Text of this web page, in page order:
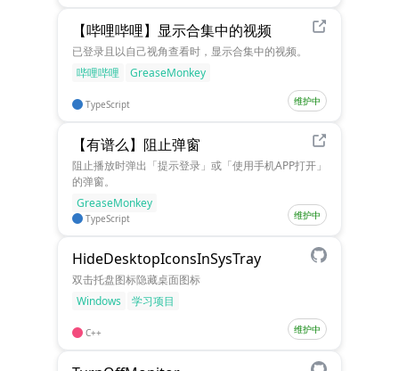
维护中
【哔哩哔哩】显示合集中的视频
已登录且以自己视角查看时，显示合集中的视频。
哔哩哔哩
GreaseMonkey
TypeScript
维护中
【有谱么】阻止弹窗
阻止播放时弹出「提示登录」或「使用手机APP打开」
的弹窗。
GreaseMonkey
TypeScript
维护中
HideDesktopIconsInSysTray
双击托盘图标隐藏桌面图标
Windows
学习项目
C++